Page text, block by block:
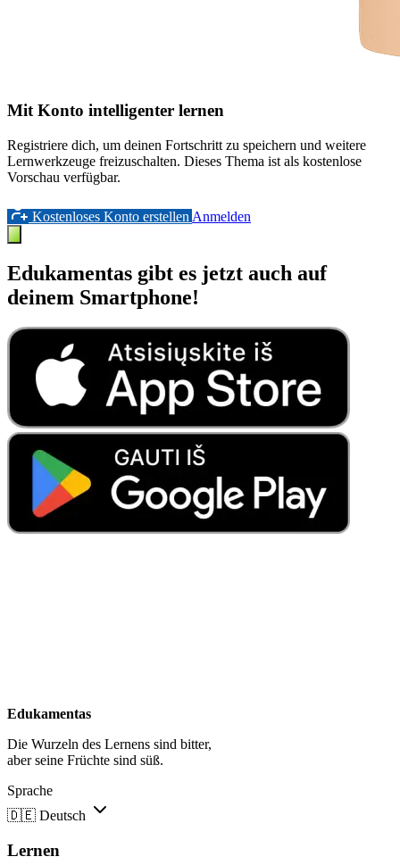
Mit Konto intelligenter lernen
Registriere dich, um deinen Fortschritt zu speichern und weitere
Lernwerkzeuge freizuschalten. Dieses Thema ist als kostenlose
Vorschau verfügbar.
Kostenloses Konto erstellen Anmelden
Edukamentas gibt es jetzt auch auf
deinem Smartphone!
Edukamentas
Die Wurzeln des Lernens sind bitter,
aber seine Früchte sind süß.
Sprache
🇩🇪 Deutsch
Lernen